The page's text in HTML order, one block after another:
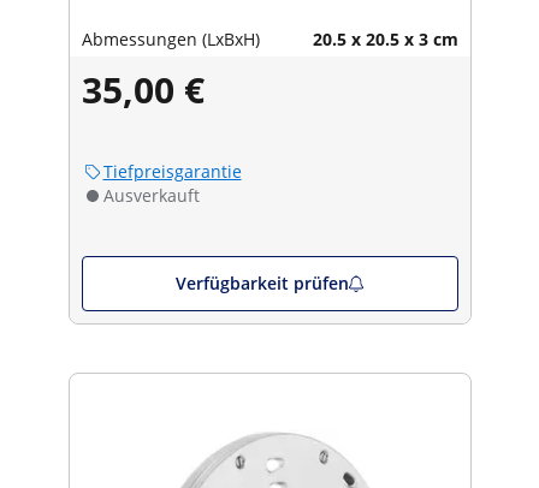
Abmessungen (LxBxH) 20.5 x 20.5 x 3 cm
35,00 €
Tiefpreisgarantie
Ausverkauft
Verfügbarkeit prüfen